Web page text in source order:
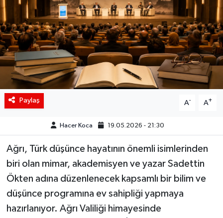
Paylaş A- A+
Hacer Koca 19.05.2026 - 21:30
Ağrı, Türk düşünce hayatının önemli isimlerinden
biri olan mimar, akademisyen ve yazar Sadettin
Ökten adına düzenlenecek kapsamlı bir bilim ve
düşünce programına ev sahipliği yapmaya
hazırlanıyor. Ağrı Valiliği himayesinde
Yaşam